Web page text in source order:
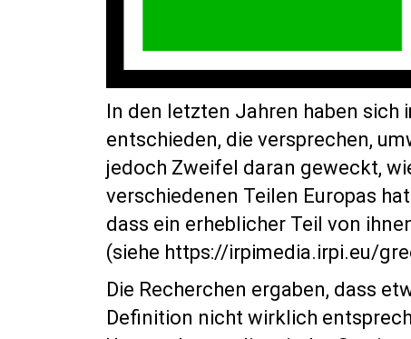
In den letzten Jahren haben
entschieden, die versprechen,
jedoch Zweifel daran geweckt,
verschiedenen Teilen Europas
dass ein erheblicher Teil von
(siehe https://irpimedia.irpi.eu/
Die Recherchen ergaben, dass
Definition nicht wirklich